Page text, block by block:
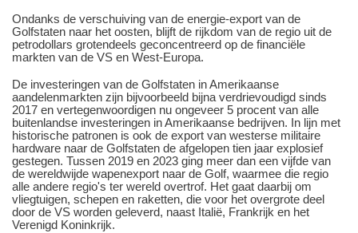
Ondanks de verschuiving van de energie-export van de
Golfstaten naar het oosten, blijft de rijkdom van de regio uit de
petrodollars grotendeels geconcentreerd op de financiële
markten van de VS en West-Europa.
De investeringen van de Golfstaten in Amerikaanse
aandelenmarkten zijn bijvoorbeeld bijna verdrievoudigd sinds
2017 en vertegenwoordigen nu ongeveer 5 procent van alle
buitenlandse investeringen in Amerikaanse bedrijven. In lijn met
historische patronen is ook de export van westerse militaire
hardware naar de Golfstaten de afgelopen tien jaar explosief
gestegen. Tussen 2019 en 2023 ging meer dan een vijfde van
de wereldwijde wapenexport naar de Golf, waarmee die regio
alle andere regio's ter wereld overtrof. Het gaat daarbij om
vliegtuigen, schepen en raketten, die voor het overgrote deel
door de VS worden geleverd, naast Italië, Frankrijk en het
Verenigd Koninkrijk.